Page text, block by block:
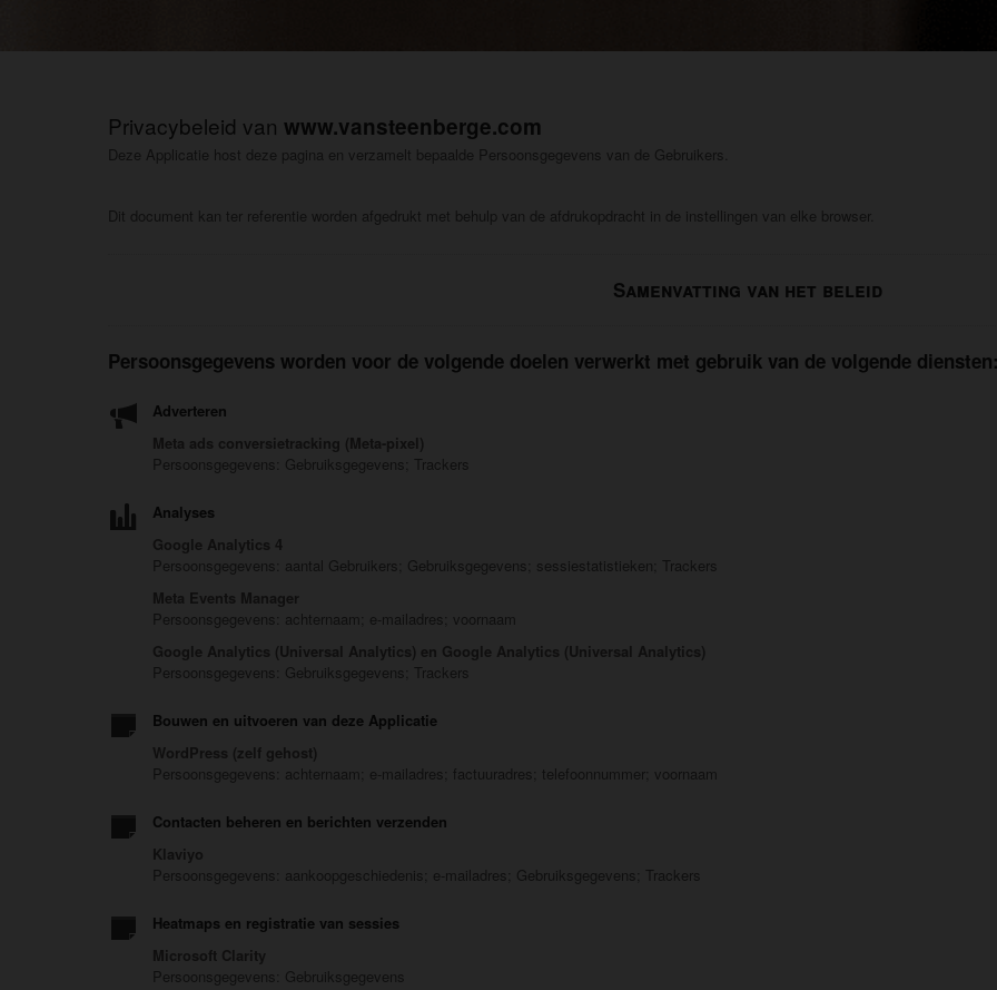
Privacybeleid vanwww.vansteenberge.com
Deze Applicatie host deze pagina en verzamelt bepaalde Persoonsgegevens van de Gebruikers.
Dit document kan ter referentie worden afgedrukt met behulp van de afdrukopdracht in de instellingen van elke browser.
Samenvatting van het beleid
Persoonsgegevens worden voor de volgende doelen verwerkt met gebruik van de volgende
Adverteren
Meta ads conversietracking (Meta-pixel)
Persoonsgegevens: Gebruiksgegevens; Trackers
Analyses
Google Analytics 4
Persoonsgegevens: aantal Gebruikers; Gebruiksgegevens; sessiestatistieken; Trackers
Meta Events Manager
Persoonsgegevens: achternaam; e-mailadres; voornaam
Google Analytics (Universal Analytics) en Google Analytics (Universal Analytics)
Persoonsgegevens: Gebruiksgegevens; Trackers
Bouwen en uitvoeren van deze Applicatie
WordPress (zelf gehost)
Persoonsgegevens: achternaam; e-mailadres; factuuradres; telefoonnummer; voornaam
Contacten beheren en berichten verzenden
Klaviyo
Persoonsgegevens: aankoopgeschiedenis; e-mailadres; Gebruiksgegevens; Trackers
Heatmaps en registratie van sessies
Microsoft Clarity
Persoonsgegevens: Gebruiksgegevens